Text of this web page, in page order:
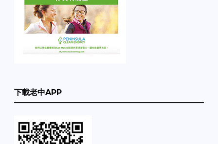
下載老中APP